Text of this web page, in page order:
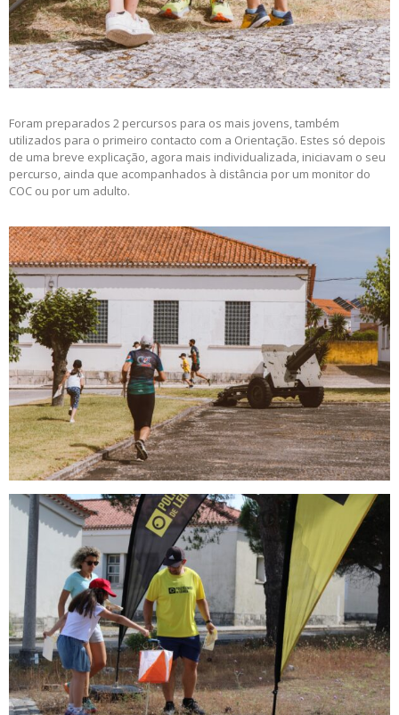
Foram preparados 2 percursos para os mais jovens, também
utilizados para o primeiro contacto com a Orientação. Estes só depois
de uma breve explicação, agora mais individualizada, iniciavam o seu
percurso, ainda que acompanhados à distância por um monitor do
COC ou por um adulto.